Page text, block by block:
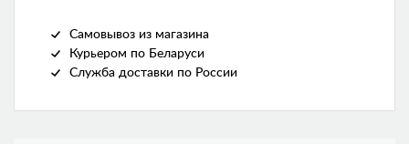
Самовывоз из магазина
Курьером по Беларуси
Служба доставки по России